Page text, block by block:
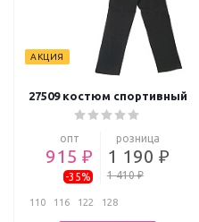
АКЦИЯ
27509 костюм спортивный
опт
915 ₽
-35%
розница
1 190 ₽
1 410 ₽
110 116 122 128